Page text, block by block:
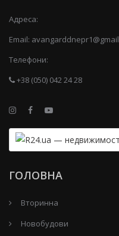
Адреса:
Email:
Телефони:
+38 (050) 042 24 28
ГОЛОВНА
Вторинна
Новобудови